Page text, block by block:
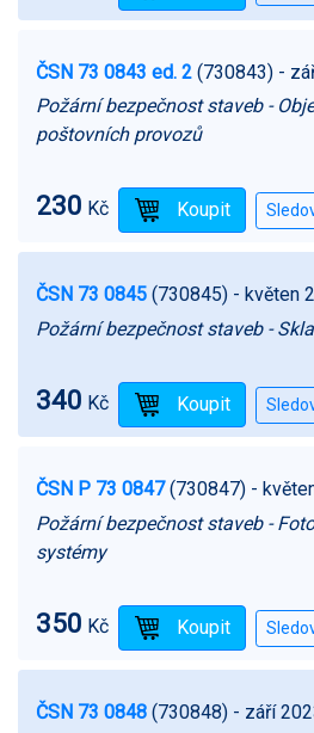
ČSN 73 0843 ed. 2 (730843) -
Požární bezpečnost staveb -
poštovních provozů
230 Kč
ČSN 73 0845 (730845) - květen
Požární bezpečnost staveb -
340 Kč
ČSN P 73 0847(730847) -
Požární bezpečnost staveb -
systémy
350 Kč
ČSN 73 0848 (730848) - září